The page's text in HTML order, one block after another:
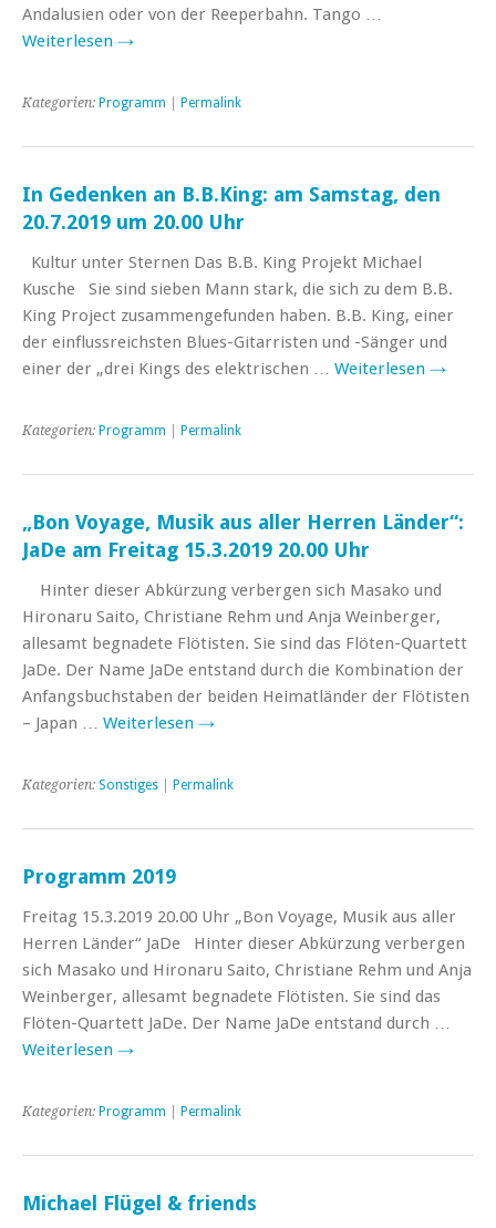
Andalusien oder von der Reeperbahn. Tango …
Weiterlesen →
Kategorien: Programm Permalink
In Gedenken an B.B.King: am Samstag, den
20.7.2019 um 20.00 Uhr
Kultur unter Sternen Das B.B. King Projekt Michael
Kusche Sie sind sieben Mann stark, die sich zu dem B.B.
King Project zusammengefunden haben. B.B. King, einer
der einflussreichsten Blues-Gitarristen und -Sänger und
einer der „drei Kings des elektrischen … Weiterlesen →
Kategorien: Programm Permalink
„Bon Voyage, Musik aus aller Herren Länder“:
JaDe am Freitag 15.3.2019 20.00 Uhr
Hinter dieser Abkürzung verbergen sich Masako und
Hironaru Saito, Christiane Rehm und Anja Weinberger,
allesamt begnadete Flötisten. Sie sind das Flöten-Quartett
JaDe. Der Name JaDe entstand durch die Kombination der
Anfangsbuchstaben der beiden Heimatländer der Flötisten
– Japan … Weiterlesen →
Kategorien: Sonstiges Permalink
Programm 2019
Freitag 15.3.2019 20.00 Uhr „Bon Voyage, Musik aus aller
Herren Länder“ JaDe Hinter dieser Abkürzung verbergen
sich Masako und Hironaru Saito, Christiane Rehm und Anja
Weinberger, allesamt begnadete Flötisten. Sie sind das
Flöten-Quartett JaDe. Der Name JaDe entstand durch …
Weiterlesen →
Kategorien: Programm Permalink
Michael Flügel & friends